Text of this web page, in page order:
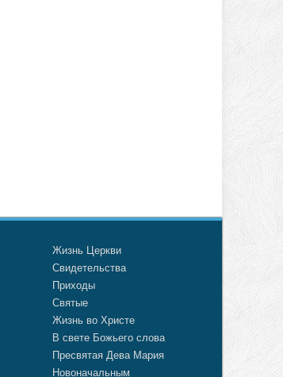
Жизнь Церкви
Свидетельства
Приходы
Святые
Жизнь во Христе
В свете Божьего слова
Пресвятая Дева Мария
Новоначальным